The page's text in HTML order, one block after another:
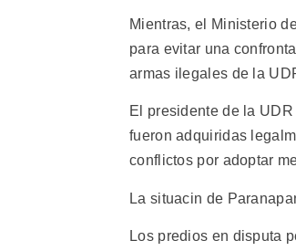
Mientras, el Ministerio
para evitar una
armas ilegales de la
El presidente de la
fueron adquiridas
conflictos por adoptar
La situacin de
Los predios en disputa